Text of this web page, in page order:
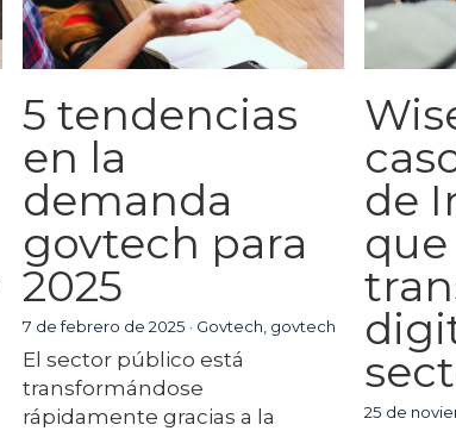
5 tendencias
en la
demanda
govtech para
2025
7 de febrero de 2025 · Govtech, govtech
El sector público está
transformándose
rápidamente gracias a la
de
25 de